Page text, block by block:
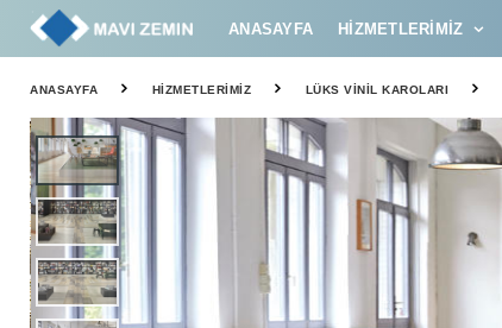
ANASAYFA HIZMETLERIMIZ
ANASAYFA HIZMETLERIMIZ LÜKS VINIL KAROLARI